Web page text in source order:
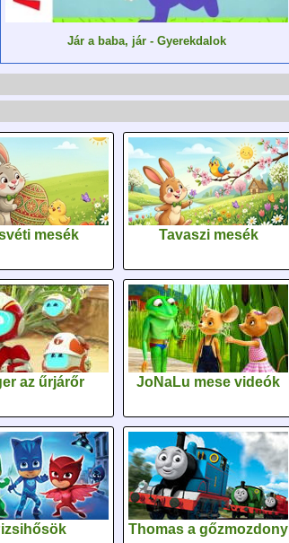
Jár a baba, jár - Gyerekdalok
mesék Tavaszi mesék
az űrjárőr JoNaLu mese videók
Thomas a gőzmozdony